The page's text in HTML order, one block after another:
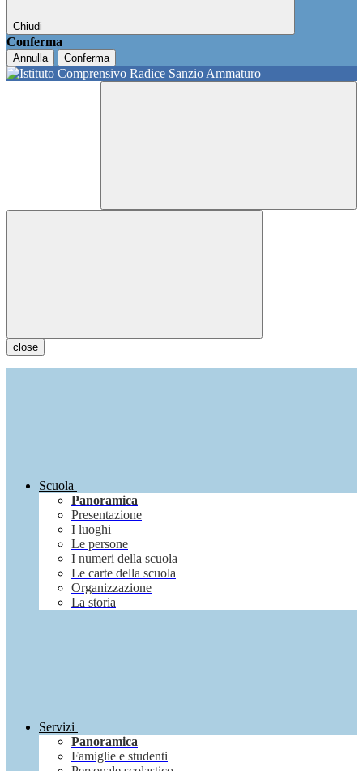
Chiudi
Conferma
Annulla Conferma
close
Scuola
Panoramica
Presentazione
I luoghi
Le persone
I numeri della scuola
Le carte della scuola
Organizzazione
La storia
Servizi
Panoramica
Famiglie e studenti